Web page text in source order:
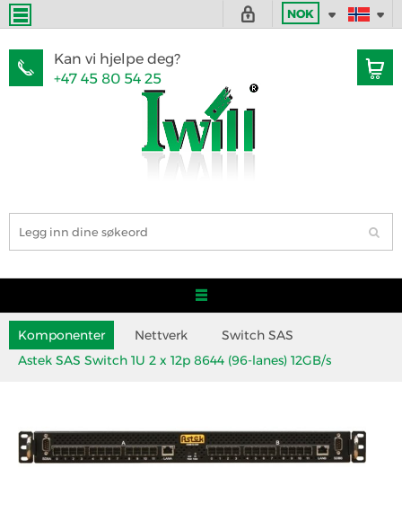
NOK
Kan vi hjelpe deg?
+47 45 80 54 25
Komponenter Nettverk
Switch SAS
Astek SAS Switch 1U 2 x 12p 8644 (96-lanes) 12GB/s